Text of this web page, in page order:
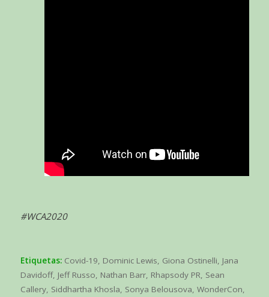
#WCA2020
Etiquetas: Covid-19 Dominic Lewis Giona Ostinelli Jana
Davidoff, Jeff Russo Nathan Barr, Rhapsody PR Sean
Callery, Siddhartha Khosla Sonya Belousova WonderCon